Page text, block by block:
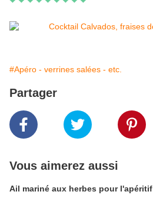
#Apéro - verrines salées - etc.
Partager
Vous aimerez aussi
Ail mariné aux herbes pour l'apéritif